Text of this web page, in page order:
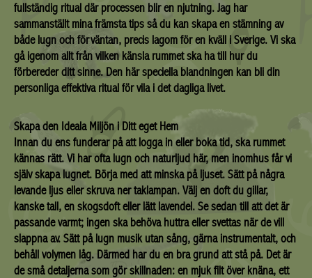
fullständig ritual där processen blir en njutning. Jag har
sammanställt mina främsta tips så du kan skapa en stämning av
både lugn och förväntan, precis lagom för en kväll i Sverige. Vi ska
gå igenom allt från vilken känsla rummet ska ha till hur du
förbereder ditt sinne. Den här speciella blandningen kan bli din
personliga effektiva ritual för vila i det dagliga livet.
Skapa den Ideala Miljön i Ditt eget Hem
Innan du ens funderar på att logga in eller boka tid, ska rummet
kännas rätt. Vi har ofta lugn och naturljud här, men inomhus får vi
själv skapa lugnet. Börja med att minska på ljuset. Sätt på några
levande ljus eller skruva ner taklampan. Välj en doft du gillar,
kanske tall, en skogsdoft eller lätt lavendel. Se sedan till att det är
passande varmt; ingen ska behöva huttra eller svettas när de vill
slappna av. Sätt på lugn musik utan sång, gärna instrumentalt, och
behåll volymen låg. Därmed har du en bra grund att stå på. Det är
de små detaljerna som gör skillnaden: en mjuk filt över knäna, ett